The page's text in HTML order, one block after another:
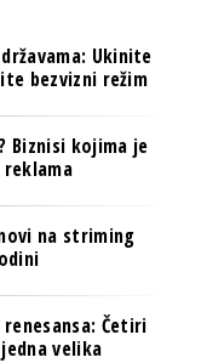
BANKE
OSIGURANJE
TECH I AI
BIZNIS & SPORT
PULS REGIONA
NOVO NA RAFU
OSIGURANJE
TECH I AI
PULS REGIONA
Ukinite
bezvizni režim
Biznisi kojima je
na striming
Četiri
velika